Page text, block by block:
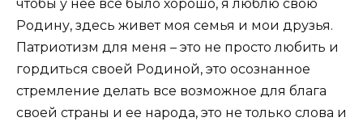
чтобы у нее все было хорошо, я люблю свою
Родину, здесь живет моя семья и мои друзья.
Патриотизм для меня – это не просто любить и
гордиться своей Родиной, это осознанное
стремление делать все возможное для блага
своей страны и ее народа, это не только слова и